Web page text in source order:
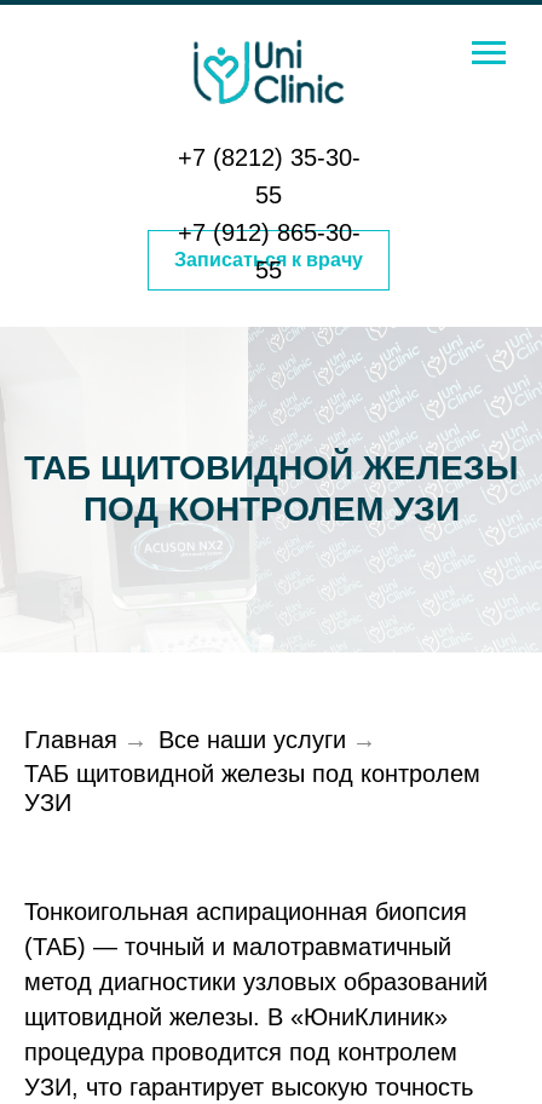
Записаться к врачу
+7 (8212) 35-30-
55
+7 (912) 865-30-
55
ТАБ ЩИТОВИДНОЙ ЖЕЛЕЗЫ
ПОД КОНТРОЛЕМ УЗИ
Главная → Все наши услуги →
ТАБ щитовидной железы под контролем
УЗИ
Тонкоигольная аспирационная биопсия
(ТАБ) — точный и малотравматичный
метод диагностики узловых образований
щитовидной железы. В «ЮниКлиник»
процедура проводится под контролем
УЗИ, что гарантирует высокую точность